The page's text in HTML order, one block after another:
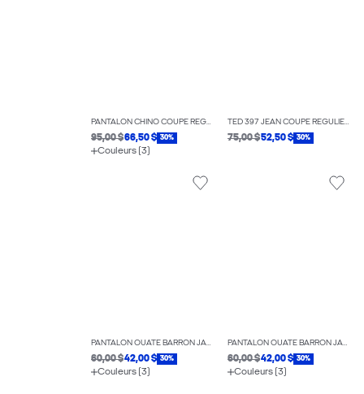
PANTALON CHINO COUPE RÉGULIÈRE
95,00 $66,50 $ 30%
Couleurs (3)
TED 397 JEAN COUPE RÉGULIÈRE
75,00 $52,50 $ 30%
PANTALON OUATÉ BARRON JAMBE LARGE
60,00 $42,00 $ 30%
Couleurs (3)
PANTALON OUATÉ BARRON JAMBE LARGE
60,00 $42,00 $ 30%
Couleurs (3)